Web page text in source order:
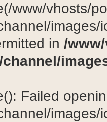
www/vhosts/
in /
Failed
images/